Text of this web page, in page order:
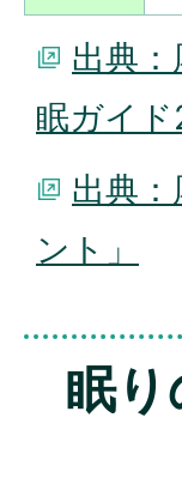
出典
眠ガイド
出典
ント」
眠